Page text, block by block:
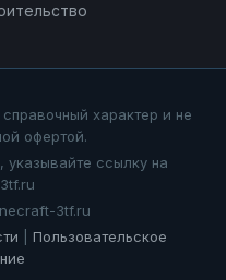
характер и не
офертой.
указывайте ссылку на
3tf.ru
Пользовательское